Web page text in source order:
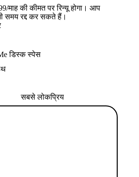
माह की कीमत पर रिन्यू होगा। आप
समय रद्द कर सकते हैं।
डिस्क स्पेस
सबसे लोकप्रिय